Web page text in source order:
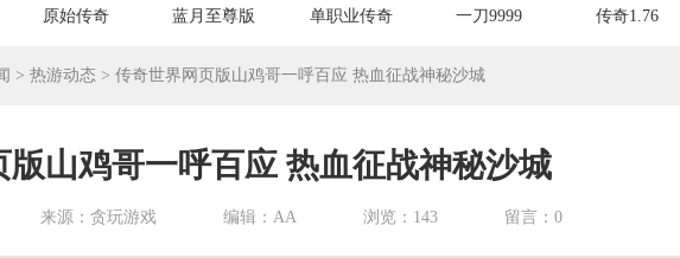
原始传奇 蓝月至尊版 单职业传奇 一刀9999 传奇1.76
> 热游动态 > 传奇世界网页版山鸡哥一呼百应 热血征战神秘沙城
版山鸡哥一呼百应 热血征战神秘沙城
来源：贪玩游戏 编辑：AA 浏览： 143 留言： 0